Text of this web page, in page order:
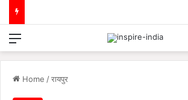
Menu
Home /रायपुर